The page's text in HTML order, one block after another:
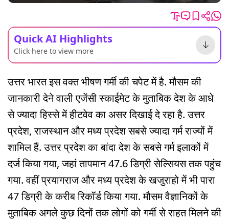
Quick AI Highlights
Click here to view more
उत्तर भारत इस वक्त भीषण गर्मी की चपेट में है. मौसम की
जानकारी देने वाली एजेंसी स्काईमेट के मुताबिक देश के आधे
से ज्यादा हिस्से में हीटवेव का असर दिखाई दे रहा है. उत्तर
प्रदेश, राजस्थान और मध्य प्रदेश सबसे ज्यादा गर्म राज्यों में
शामिल हैं. उत्तर प्रदेश का बांदा देश के सबसे गर्म इलाकों में
दर्ज किया गया, जहां तापमान 47.6 डिग्री सेल्सियस तक पहुंच
गया. वहीं प्रयागराज और मध्य प्रदेश के खजुराहो में भी पारा
47 डिग्री के करीब रिकॉर्ड किया गया. मौसम वैज्ञानिकों के
मुताबिक अगले कुछ दिनों तक लोगों को गर्मी से राहत मिलने की